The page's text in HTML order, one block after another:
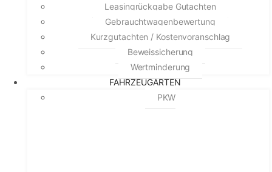
Leasingrückgabe Gutachten
Gebrauchtwagenbewertung
Kurzgutachten / Kostenvoranschlag
Beweissicherung
Wertminderung
FAHRZEUGARTEN
PKW